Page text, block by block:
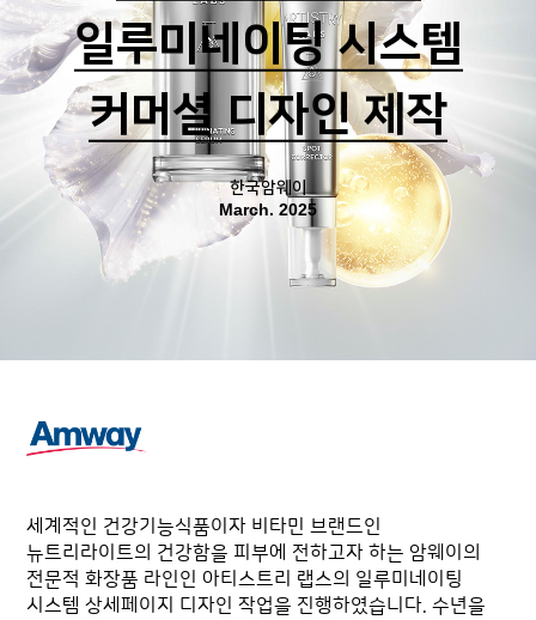
일루미네이팅 시스템
커머셜 디자인 제작
한국암웨이
March. 2025
세계적인 건강기능식품이자 비타민 브랜드인
뉴트리라이트의 건강함을 피부에 전하고자 하는 암웨이의
전문적 화장품 라인인 아티스트리 랩스의 일루미네이팅
시스템 상세페이지 디자인 작업을 진행하였습니다. 수년을